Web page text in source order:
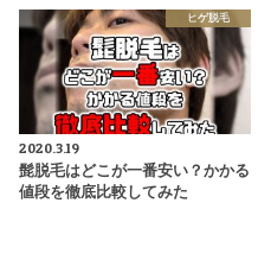
ヒゲ脱毛
2020.3.19
髭脱毛はどこが一番安い？かかる
値段を徹底比較してみた